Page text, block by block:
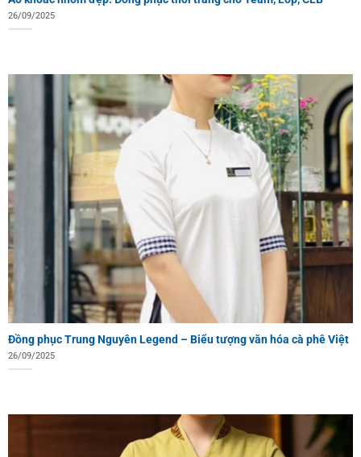
26/09/2025
Đồng phục Trung Nguyên Legend – Biểu tượng văn hóa cà phê Việt
26/09/2025